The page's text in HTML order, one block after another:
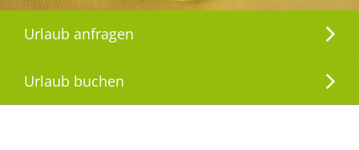
Urlaub anfragen
Urlaub buchen